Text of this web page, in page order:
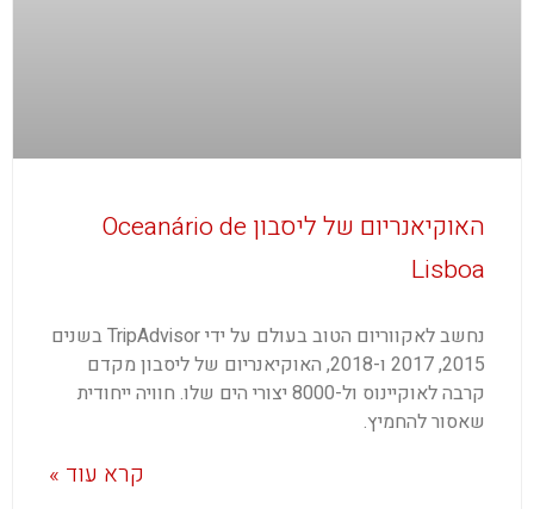
האוקיאנריום של ליסבון Oceanário de
Lisboa
נחשב לאקווריום הטוב בעולם על ידי TripAdvisor בשנים
2015, 2017 ו-2018, האוקיאנריום של ליסבון מקדם
קרבה לאוקיינוס ול-8000 יצורי הים שלו. חוויה ייחודית
שאסור להחמיץ.
קרא עוד »